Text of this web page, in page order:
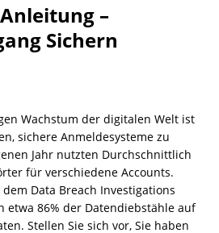
–
Sichern
Wachstum der digitalen Welt ist
sichere Anmeldesysteme zu
Jahr nutzten Durchschnittlich
für verschiedene Accounts.
Data Breach Investigations
etwa 86% der Datendiebstähle auf
Stellen Sie sich vor, Sie haben